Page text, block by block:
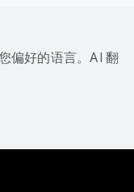
偏好的语言。AI 翻